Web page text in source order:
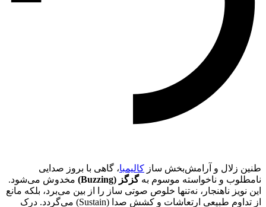
طنین زلال و آرامش‌بخش ساز کالیمبا، گاهی با بروز صدایی
نامطلوب و ناخواسته موسوم بهگزگز (Buzzing)
مخدوش می‌شود.
این نویز ناهنجار، نه‌تنها خلوص صوتی ساز را از بین می‌برد، بلکه مانع
از تداوم طبیعی ارتعاشات و کشش صدا (Sustain) می‌گردد. درک